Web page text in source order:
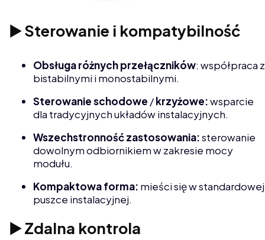
▶️ Sterowanie i kompatybilność
Obsługa różnych przełączników: współpraca z
bistabilnymi i monostabilnymi.
Sterowanie schodowe /krzyżowe:wsparcie
dla tradycyjnych układów instalacyjnych.
Wszechstronność zastosowania:sterowanie
dowolnym odbiornikiem w zakresie mocy
modułu.
Kompaktowa forma: mieści się w standardowej
puszce instalacyjnej.
▶️ Zdalna kontrola